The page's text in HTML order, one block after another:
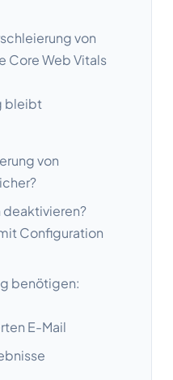
von
Core Web Vitals
bleibt
von
deaktivieren?
Configuration
benötigen:
E-Mail